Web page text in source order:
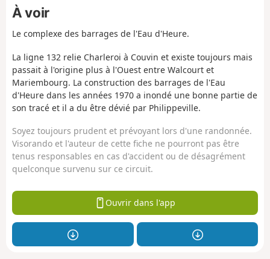
À voir
Le complexe des barrages de l'Eau d'Heure.
La ligne 132 relie Charleroi à Couvin et existe toujours mais
passait à l'origine plus à l'Ouest entre Walcourt et
Mariembourg. La construction des barrages de l'Eau
d'Heure dans les années 1970 a inondé une bonne partie de
son tracé et il a du être dévié par Philippeville.
Soyez toujours prudent et prévoyant lors d'une randonnée.
Visorando et l'auteur de cette fiche ne pourront pas être
tenus responsables en cas d'accident ou de désagrément
quelconque survenu sur ce circuit.
Ouvrir dans l'app